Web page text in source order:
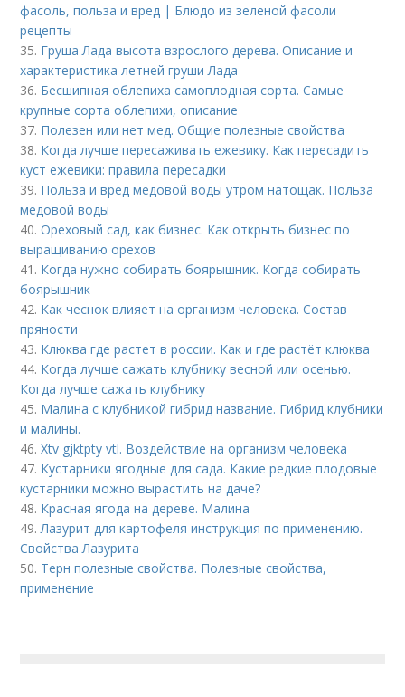
фасоль, польза и вред | Блюдо из зеленой фасоли
рецепты
35. Груша Лада высота взрослого дерева. Описание и
характеристика летней груши Лада
36. Бесшипная облепиха самоплодная сорта. Самые
крупные сорта облепихи, описание
37. Полезен или нет мед. Общие полезные свойства
38. Когда лучше пересаживать ежевику. Как пересадить
куст ежевики: правила пересадки
39. Польза и вред медовой воды утром натощак. Польза
медовой воды
40.Ореховый сад, как бизнес. Как открыть бизнес по
выращиванию орехов
41. Когда нужно собирать боярышник. Когда собирать
боярышник
42. Как чеснок влияет на организм человека. Состав
пряности
43. Клюква где растет в россии. Как и где растёт клюква
44. Когда лучше сажать клубнику весной или осенью.
Когда лучше сажать клубнику
45. Малина с клубникой гибрид название. Гибрид клубники
и малины.
46.Xtv gjktpty vtl. Воздействие на организм человека
47. Кустарники ягодные для сада. Какие редкие плодовые
кустарники можно вырастить на даче?
48. Красная ягода на дереве. Малина
49. Лазурит для картофеля инструкция по применению.
Свойства Лазурита
50. Терн полезные свойства. Полезные свойства,
применение